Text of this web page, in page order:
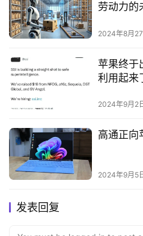
劳动力的
2024年8月
苹果终于
利用起来
2024年9月2
高通正向
2024年9月5
发表回复